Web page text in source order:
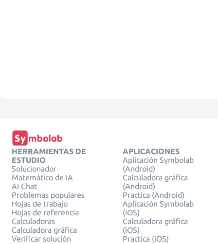
HERRAMIENTAS DE
ESTUDIO
Solucionador
Matemático de IA
AI Chat
Problemas populares
Hojas de trabajo
Hojas de referencia
Calculadoras
Calculadora gráfica
Verificar solución
APLICACIONES
Aplicación Symbolab
(Android)
Calculadora gráfica
(Android)
Practica (Android)
Aplicación Symbolab
(iOS)
Calculadora gráfica
(iOS)
Practica (iOS)